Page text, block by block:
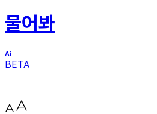
물어봐
BETA